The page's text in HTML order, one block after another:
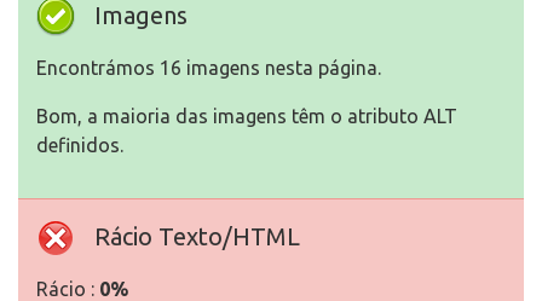
Imagens
Encontrámos 16 imagens nesta página.
Bom, a maioria das imagens têm o atributo ALT
definidos.
Rácio Texto/HTML
Rácio : 0%